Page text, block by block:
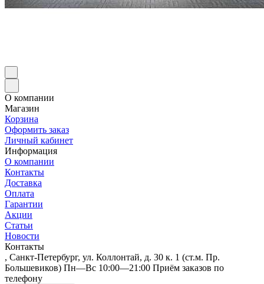
О компании
Магазин
Корзина
Оформить заказ
Личный кабинет
Информация
О компании
Контакты
Доставка
Оплата
Гарантии
Акции
Статьи
Новости
Контакты
, Санкт-Петербург, ул. Коллонтай, д. 30 к. 1 (ст.м. Пр.
Большевиков) Пн—Вс 10:00—21:00 Приём заказов по
телефону